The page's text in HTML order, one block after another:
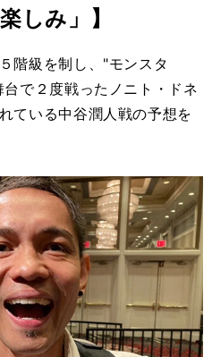
しみ」】
階級を制し、"モンスタ
で２度戦ったノニト・ドネ
ている中谷潤人戦の予想を